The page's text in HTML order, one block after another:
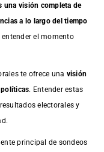
una visión completa de
a lo largo del tiempo
el momento
te ofrece una visión
. Entender estas
electorales y
principal de sondeos